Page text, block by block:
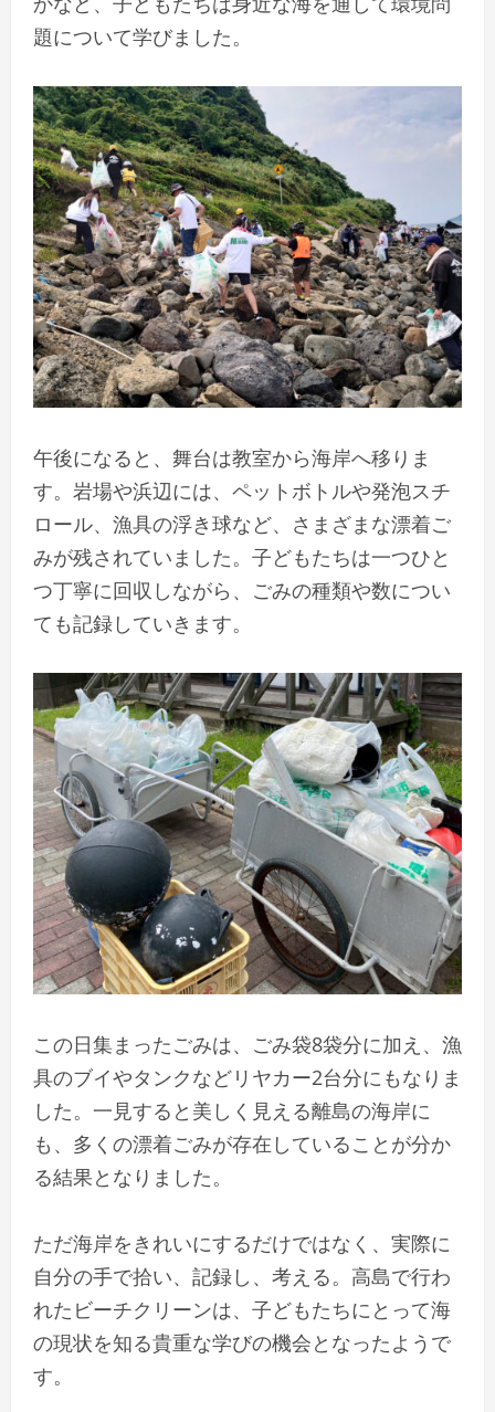
題について学びました。
午後になると、舞台は教室から海岸へ移りま
す。岩場や浜辺には、ペットボトルや発泡スチ
ロール、漁具の浮き球など、さまざまな漂着ご
みが残されていました。子どもたちは一つひと
つ丁寧に回収しながら、ごみの種類や数につい
ても記録していきます。
この日集まったごみは、ごみ袋8袋分に加え、漁
具のブイやタンクなどリヤカー2台分にもなりま
した。一見すると美しく見える離島の海岸に
も、多くの漂着ごみが存在していることが分か
る結果となりました。
ただ海岸をきれいにするだけではなく、実際に
自分の手で拾い、記録し、考える。高島で行わ
れたビーチクリーンは、子どもたちにとって海
の現状を知る貴重な学びの機会となったようで
す。